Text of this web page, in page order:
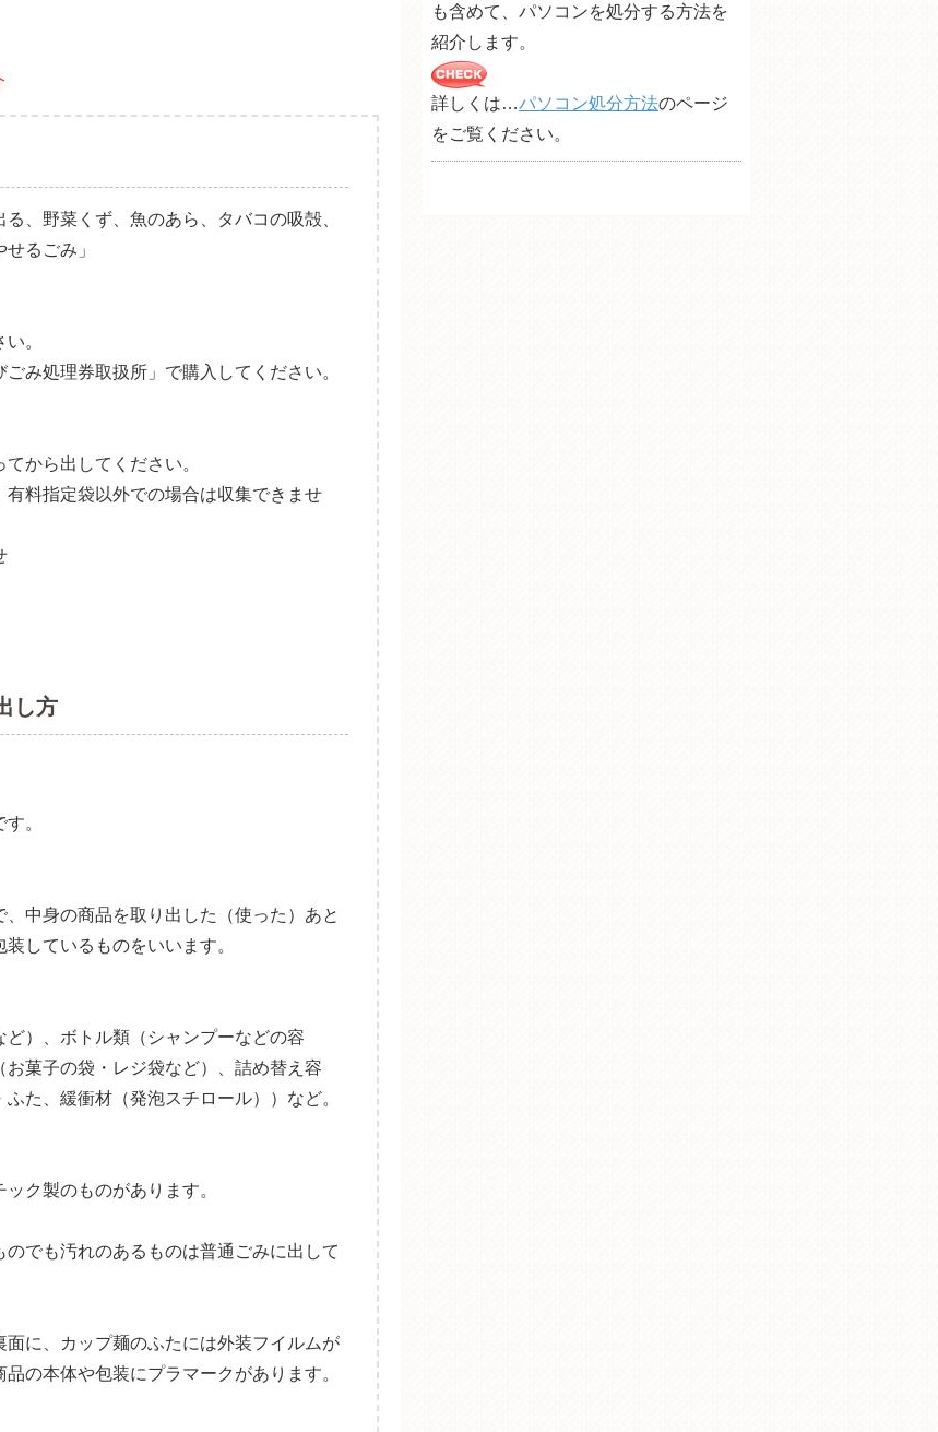
、野菜くず、魚のあら、タバコの吸殻、
るごみ」
。
み処理券取扱所」で購入してください。
から出してください。
料指定袋以外での場合は収集できませ
し方
。
中身の商品を取り出した（使った）あと
しているものをいいます。
ど）、ボトル類（シャンプーなどの容
菓子の袋・レジ袋など）、詰め替え容
た、緩衝材（発泡スチロール））など。
ク製のものがあります。
でも汚れのあるものは普通ごみに出して
に、カップ麺のふたには外装フイルムが
の本体や包装にプラマークがあります。
も含めて、パソコンを処分する方法を
紹介します。
詳しくは…パソコン処分方法のページ
をご覧ください。